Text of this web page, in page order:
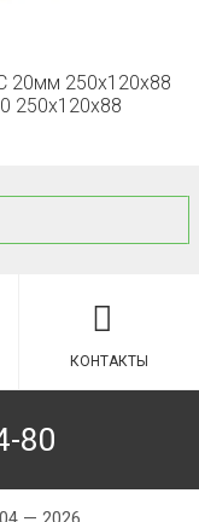
20мм 250x120x88
250x120x88
КОНТАКТЫ
80